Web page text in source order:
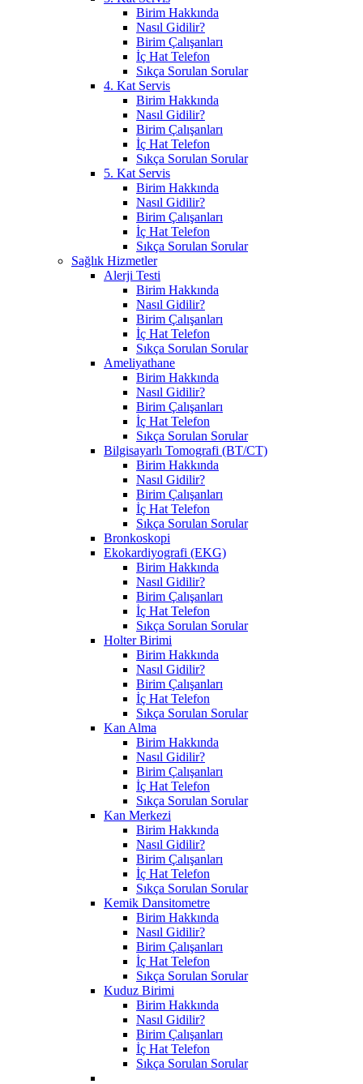
Birim Hakkında
Nasıl Gidilir?
Birim Çalışanları
İç Hat Telefon
Sıkça Sorulan Sorular
4. Kat Servis
Birim Hakkında
Nasıl Gidilir?
Birim Çalışanları
İç Hat Telefon
Sıkça Sorulan Sorular
5. Kat Servis
Birim Hakkında
Nasıl Gidilir?
Birim Çalışanları
İç Hat Telefon
Sıkça Sorulan Sorular
Sağlık Hizmetler
Alerji Testi
Birim Hakkında
Nasıl Gidilir?
Birim Çalışanları
İç Hat Telefon
Sıkça Sorulan Sorular
Ameliyathane
Birim Hakkında
Nasıl Gidilir?
Birim Çalışanları
İç Hat Telefon
Sıkça Sorulan Sorular
Bilgisayarlı Tomografi (BT/CT)
Birim Hakkında
Nasıl Gidilir?
Birim Çalışanları
İç Hat Telefon
Sıkça Sorulan Sorular
Bronkoskopi
Ekokardiyografi (EKG)
Birim Hakkında
Nasıl Gidilir?
Birim Çalışanları
İç Hat Telefon
Sıkça Sorulan Sorular
Holter Birimi
Birim Hakkında
Nasıl Gidilir?
Birim Çalışanları
İç Hat Telefon
Sıkça Sorulan Sorular
Kan Alma
Birim Hakkında
Nasıl Gidilir?
Birim Çalışanları
İç Hat Telefon
Sıkça Sorulan Sorular
Kan Merkezi
Birim Hakkında
Nasıl Gidilir?
Birim Çalışanları
İç Hat Telefon
Sıkça Sorulan Sorular
Kemik Dansitometre
Birim Hakkında
Nasıl Gidilir?
Birim Çalışanları
İç Hat Telefon
Sıkça Sorulan Sorular
Kuduz Birimi
Birim Hakkında
Nasıl Gidilir?
Birim Çalışanları
İç Hat Telefon
Sıkça Sorulan Sorular